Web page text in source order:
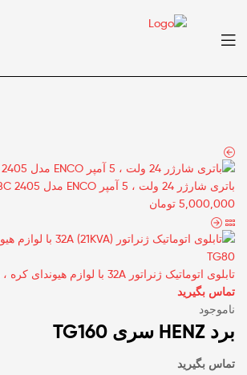
منو
باتری شارژر 24 ولت ، 5 آمپر ENCO مدل 2405 DBC
5,000,000 تومان
تابلوی اتوماتیک ژنراتور 32A با لوازم هیوندای کره ، برد Henz TG80
تماس بگیرید
ناموجود
برد HENZ سری TG160
تماس بگیرید